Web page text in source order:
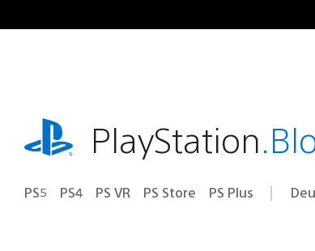
Inhalt
playstation.comPlayStation
PS5 PS4 PS VR PS Store PS Plus